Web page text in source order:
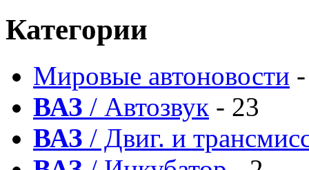
Категории
Мировые автоновости
ВАЗ / Автозвук - 23
ВАЗ / Двиг. и